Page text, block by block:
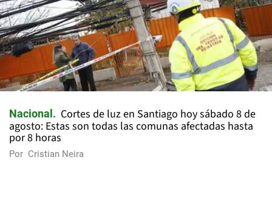
Nacional
Cortes de luz en Santiago hoy sábado 8 de
agosto: Estas son todas las comunas afectadas hasta
por 8 horas
Por Cristian Neira